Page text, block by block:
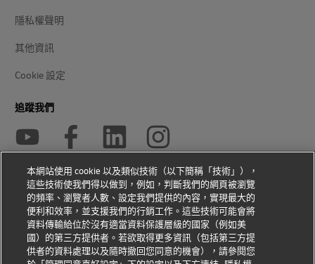
隱私權聲明
其他資訊
Cookie 設定
追蹤我們
2026 © - 版權所有
本網站使用 cookie 以及類似技術（以下簡稱「技術」），
這些技術使我們得以做到，例如，判斷我們的網頁被瀏覽
的頻率、瀏覽者人數、設定我們提供的內容，實現最大的
便利和效率，並支援我們的行銷工作。這些技術可能會將
資料傳輸給位於沒有適當資料保護層級的國家（例如美
國）的第三方提供者。若欲取得更多資訊（包括第三方提
供者的資料處理以及隨時撤回您同意的機會），請參閱您